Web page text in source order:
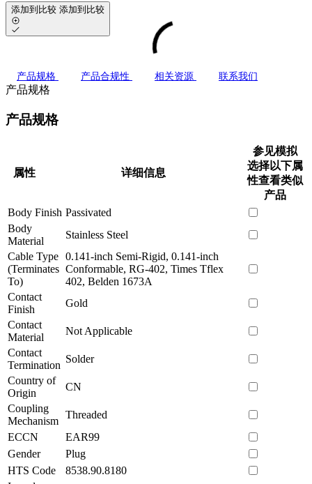
添加到比较 添加到比较
产品规格 产品合规性 相关资源 联系我们
产品规格
产品规格
属性 详细信息
参见模拟
选择以下属
性查看类似
产品
Body Finish Passivated
Body
Material
Stainless Steel
Cable Type
(Terminates
To)
0.141-inch Semi-Rigid, 0.141-inch
Conformable, RG-402, Times Tflex
402, Belden 1673A
Contact
Finish
Gold
Contact
Material
Not Applicable
Contact
Termination
Solder
Country of
Origin
CN
Coupling
Mechanism
Threaded
ECCN
EAR99
Gender
Plug
HTS Code
8538.90.8180